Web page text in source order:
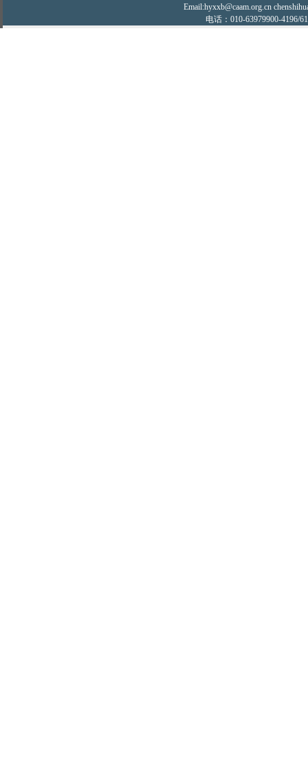
Email:hyxxb@caam.org.cn
电话：010-63979900-4196/